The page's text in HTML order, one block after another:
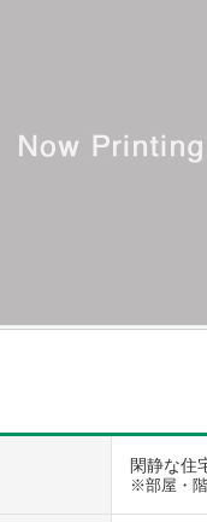
閑静な住
※部屋・階